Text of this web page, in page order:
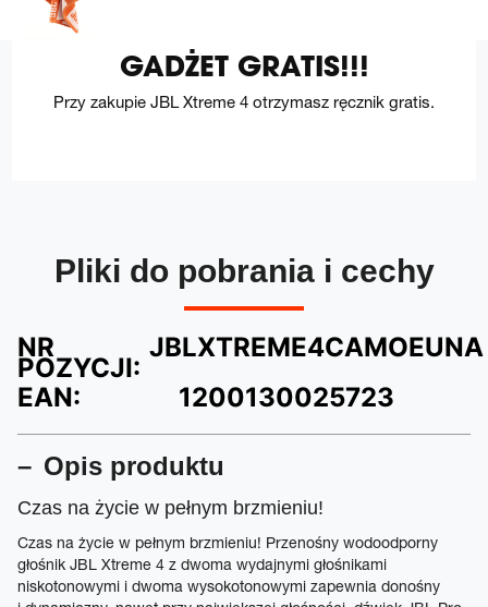
GADŻET GRATIS!!!
Przy zakupie JBL Xtreme 4 otrzymasz ręcznik gratis.
Pliki do pobrania i cechy
NR
POZYCJI:
JBLXTREME4CAMOEUNA
EAN:
1200130025723
Opis produktu
Czas na życie w pełnym brzmieniu!
Czas na życie w pełnym brzmieniu! Przenośny wodoodporny
głośnik JBL Xtreme 4 z dwoma wydajnymi głośnikami
niskotonowymi i dwoma wysokotonowymi zapewnia donośny